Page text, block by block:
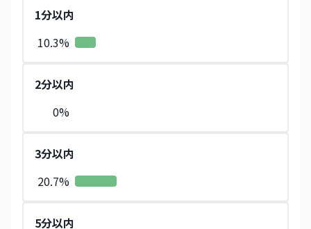
1分以内
10.3%
2分以内
0%
3分以内
20.7%
5分以内